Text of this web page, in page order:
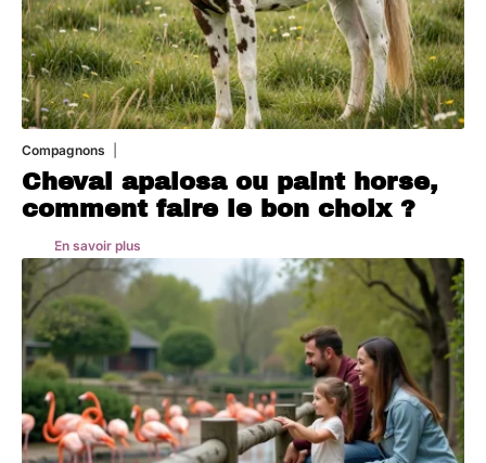
Compagnons
Cheval apalosa ou paint horse,
comment faire le bon choix ?
En savoir plus